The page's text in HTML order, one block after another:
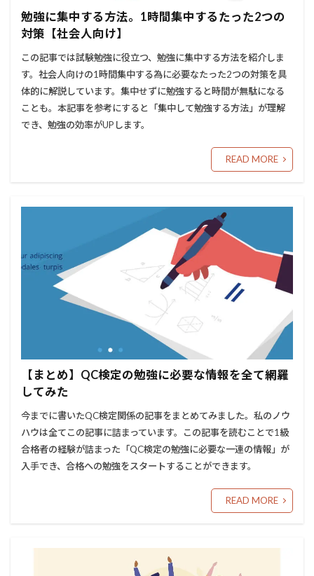
勉強に集中する方法。1時間集中するたった2つの
対策【社会人向け】
この記事では試験勉強に役立つ、勉強に集中する方法を紹介しま
す。社会人向けの1時間集中する為に必要なたった2つの対策を具
体的に解説しています。集中せずに勉強すると時間が無駄になる
ことも。本記事を参考にすると「集中して勉強する方法」が理解
でき、勉強の効率がUPします。
READ MORE
【まとめ】QC検定の勉強に必要な情報を全て網羅
してみた
今までに書いたQC検定関係の記事をまとめてみました。私のノウ
ハウは全てこの記事に詰まっています。この記事を読むことで1級
合格者の経験が詰まった「QC検定の勉強に必要な一連の情報」が
入手でき、合格への勉強をスタートすることができます。
READ MORE